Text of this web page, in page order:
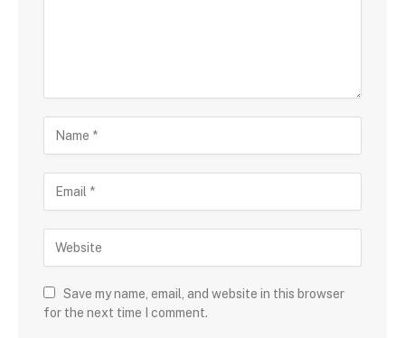
Save my name, email, and website in this browser
for the next time I comment.